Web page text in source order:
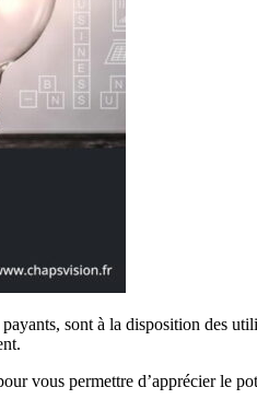
sont à la disposition des
vous permettre d’apprécier le